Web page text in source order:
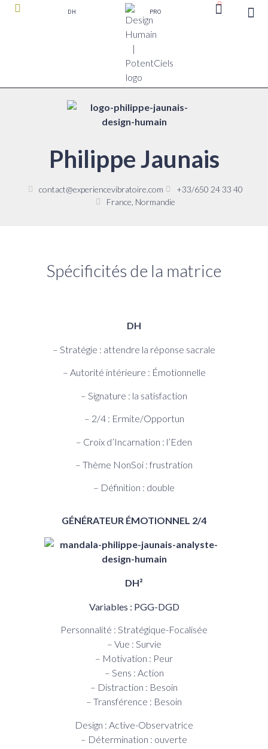
DH PRO
0
Philippe Jaunais
contact@experiencevibratoire.com
+33/650 24 33 40
France, Normandie
Spécificités de la matrice
DH
– Stratégie : attendre la réponse sacrale
– Autorité intérieure : Émotionnelle
– Signature : la satisfaction
– 2/4 : Ermite/Opportun
– Croix d’Incarnation : l’Eden
– Thème NonSoi : frustration
– Définition : double
GÉNÉRATEUR ÉMOTIONNEL 2/4
DH²
Variables : PGG-DGD
Personnalité : Stratégique-Focalisée
– Vue : Survie
– Motivation : Peur
– Sens : Action
– Distraction : Besoin
– Transférence : Besoin
Design : Active-Observatrice
– Détermination : ouverte